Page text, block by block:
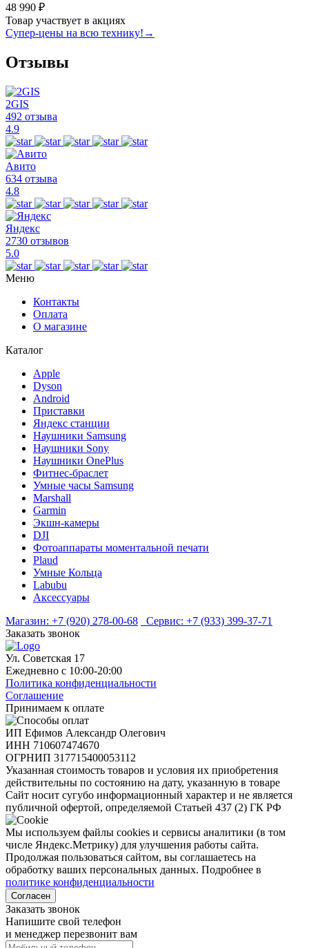
48 990 ₽
Товар участвует в акциях
Супер-цены на всю технику! →
Отзывы
2GIS
492 отзыва
4.9
Авито
634 отзыва
4.8
Яндекс
2730 отзывов
5.0
Меню
Контакты
Оплата
О магазине
Каталог
Apple
Dyson
Android
Приставки
Яндекс станции
Наушники Samsung
Наушники Sony
Наушники OnePlus
Фитнес-браслет
Умные часы Samsung
Marshall
Garmin
Экшн-камеры
DJI
Фотоаппараты моментальной печати
Plaud
Умные Кольца
Labubu
Аксессуары
Магазин: +7 (920) 278-00-68 Сервис: +7 (933) 399-37-71
Заказать звонок
Ул. Советская 17
Ежедневно с 10:00-20:00
Политика конфиденциальности
Соглашение
Принимаем к оплате
ИП Ефимов Александр Олегович
ИНН 710607474670
ОГРНИП 317715400053112
Указанная стоимость товаров и условия их приобретения
действительны по состоянию на дату, указанную в товаре
Сайт носит сугубо информационный характер и не является
публичной офертой, определяемой Статьей 437 (2) ГК РФ
Мы используем файлы cookies и сервисы аналитики (в том
числе Яндекс.Метрику) для улучшения работы сайта.
Продолжая пользоваться сайтом, вы соглашаетесь на
обработку ваших персональных данных. Подробнее в
политике конфиденциальности
Согласен
Заказать звонок
Напишите свой телефон
и менеджер перезвонит вам